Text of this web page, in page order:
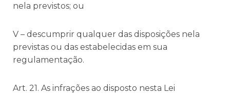
nela previstos; ou
V – descumprir qualquer das disposições nela
previstas ou das estabelecidas em sua
regulamentação.
Art. 21. As infrações ao disposto nesta Lei